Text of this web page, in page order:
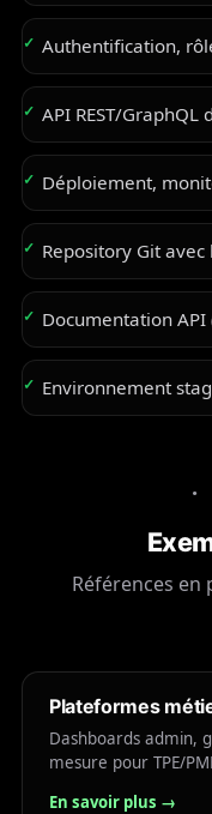
Authentification,
API REST/GraphQL
Déploiement,
Repository Git
Documentation
Environnement
Références
Plateformes
Dashboards admin,
mesure pour TPE/
En savoir plus →